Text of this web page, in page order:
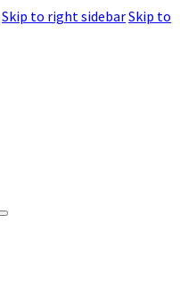
Skip to right sidebarSkip to